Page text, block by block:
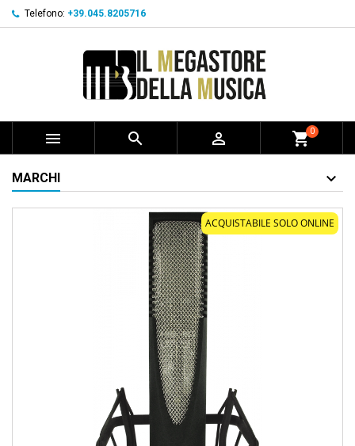
Telefono: +39.045.8205716
   shopping_cart0
MARCHI
ACQUISTABILE SOLO ONLINE